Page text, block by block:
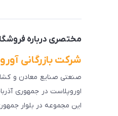
مختصری درباره
شرکت بازرگانی آورو
این مجموعه در بلوار جمهوری, دروازه